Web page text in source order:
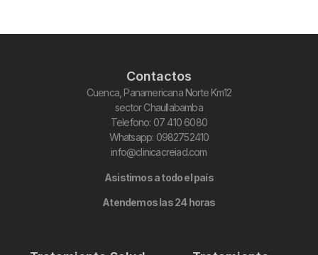
Contactos
Cuenca, Panamericana Norte Km12
sector Chaullabamba
Telefono: 07 410 6080
Whatsapp: 0982752410
info@clinicacreiad.com
Asistimos a todo el país
Atendemos las 24 horas